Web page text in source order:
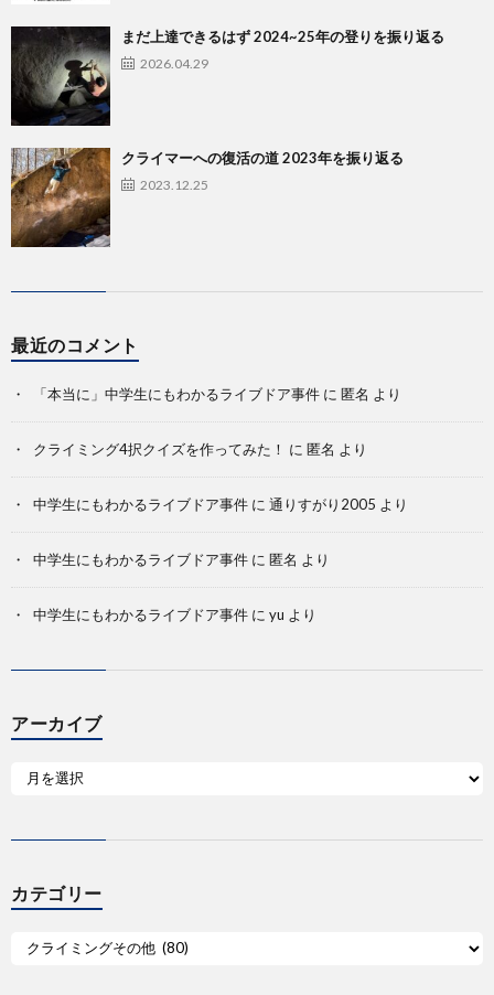
まだ上達できるはず 2024~25年の登りを振り返る
2026.04.29
クライマーへの復活の道 2023年を振り返る
2023.12.25
最近のコメント
「本当に」中学生にもわかるライブドア事件 に 匿名 より
クライミング4択クイズを作ってみた！ に 匿名 より
中学生にもわかるライブドア事件 に 通りすがり2005 より
中学生にもわかるライブドア事件 に 匿名 より
中学生にもわかるライブドア事件 に yu より
アーカイブ
カテゴリー